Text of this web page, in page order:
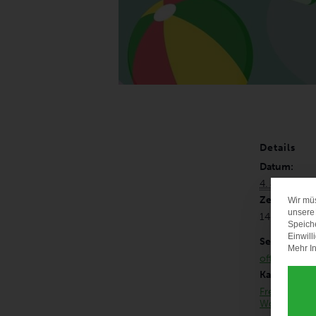
Details
Datum:
4. Juni
Zeit:
14:00 -
Serien:
offenes
Kategorien:
Freimann
Wir
unsere
Mehr